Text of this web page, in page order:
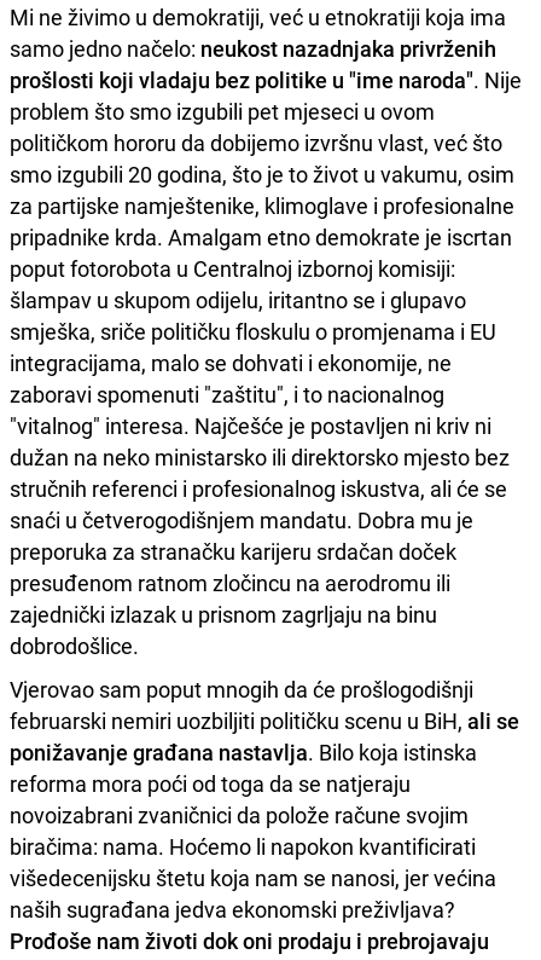
Mi ne živimo u demokratiji, već u etnokratiji koja ima
samo jedno načelo: neukost nazadnjaka privrženih
prošlosti koji vladaju bez politike u "ime naroda". Nije
problem što smo izgubili pet mjeseci u ovom
političkom hororu da dobijemo izvršnu vlast, već što
smo izgubili 20 godina, što je to život u vakumu, osim
za partijske namještenike, klimoglave i profesionalne
pripadnike krda. Amalgam etno demokrate je iscrtan
poput fotorobota u Centralnoj izbornoj komisiji:
šlampav u skupom odijelu, iritantno se i glupavo
smješka, sriče političku floskulu o promjenama i EU
integracijama, malo se dohvati i ekonomije, ne
zaboravi spomenuti "zaštitu", i to nacionalnog
"vitalnog" interesa. Najčešće je postavljen ni kriv ni
dužan na neko ministarsko ili direktorsko mjesto bez
stručnih referenci i profesionalnog iskustva, ali će se
snaći u četverogodišnjem mandatu. Dobra mu je
preporuka za stranačku karijeru srdačan doček
presuđenom ratnom zločincu na aerodromu ili
zajednički izlazak u prisnom zagrljaju na binu
dobrodošlice.
Vjerovao sam poput mnogih da će prošlogodišnji
februarski nemiri uozbiljiti političku scenu u BiH, ali se
ponižavanje građana nastavlja. Bilo koja istinska
reforma mora poći od toga da se natjeraju
novoizabrani zvaničnici da polože račune svojim
biračima: nama. Hoćemo li napokon kvantificirati
višedecenijsku štetu koja nam se nanosi, jer većina
naših sugrađana jedva ekonomski preživljava?
Prođoše nam životi dok oni prodaju i prebrojavaju